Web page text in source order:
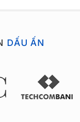
DẤU ẤN